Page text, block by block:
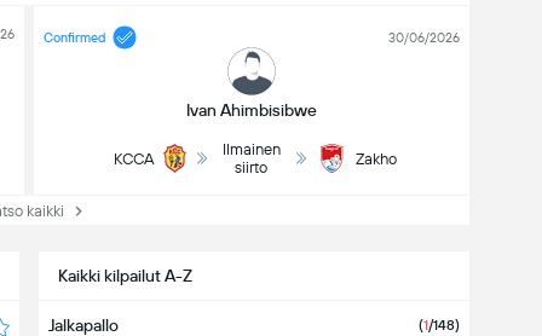
Confirmed
Ivan Ahimbisibwe
30/06/2026
KCCA
Ilmainen
siirto
Zakho
kaikki
Kaikki kilpailut A-Z
Jalkapallo (1/148)